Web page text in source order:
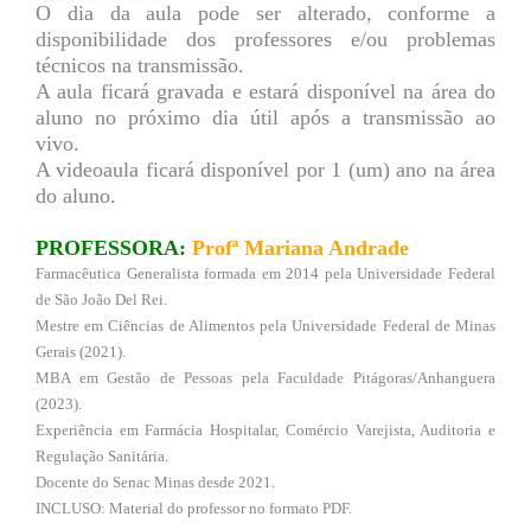
O dia da aula pode ser alterado, conforme a
disponibilidade dos professores e/ou problemas
técnicos na transmissão.
A aula ficará gravada e estará disponível na área do
aluno no próximo dia útil após a transmissão ao
vivo.
A videoaula ficará disponível por 1 (um) ano na área
do aluno.
PROFESSORA: Profª Mariana Andrade
Farmacêutica Generalista formada em 2014 pela Universidade Federal
de São João Del Rei.
Mestre em Ciências de Alimentos pela Universidade Federal de Minas
Gerais (2021).
MBA em Gestão de Pessoas pela Faculdade Pitágoras/Anhanguera
(2023).
Experiência em Farmácia Hospitalar, Comércio Varejista, Auditoria e
Regulação Sanitária.
Docente do Senac Minas desde 2021.
INCLUSO: Material do professor no formato PDF.